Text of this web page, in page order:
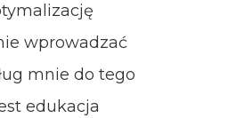
wprowadzać
mnie do tego
edukacja